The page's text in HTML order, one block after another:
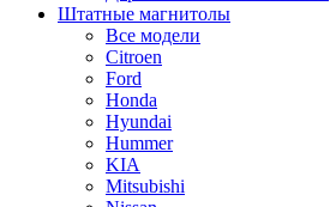
Штатные магнитолы
Все модели
Citroen
Ford
Honda
Hyundai
Hummer
KIA
Mitsubishi